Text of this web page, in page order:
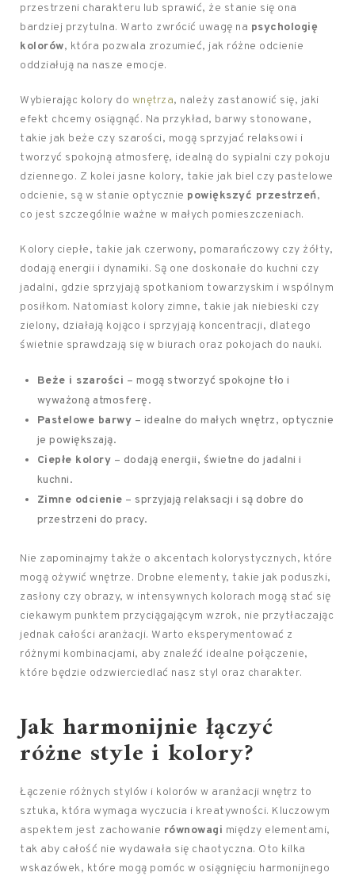
przestrzeni charakteru lub sprawić, że stanie się ona
bardziej przytulna. Warto zwrócić uwagę na psychologię
kolorów, która pozwala zrozumieć, jak różne odcienie
oddziałują na nasze emocje.
Wybierając kolory do wnętrza, należy zastanowić się, jaki
efekt chcemy osiągnąć. Na przykład, barwy stonowane,
takie jak beże czy szarości, mogą sprzyjać relaksowi i
tworzyć spokojną atmosferę, idealną do sypialni czy pokoju
dziennego. Z kolei jasne kolory, takie jak biel czy pastelowe
odcienie, są w stanie optycznie powiększyć przestrzeń,
co jest szczególnie ważne w małych pomieszczeniach.
Kolory ciepłe, takie jak czerwony, pomarańczowy czy żółty,
dodają energii i dynamiki. Są one doskonałe do kuchni czy
jadalni, gdzie sprzyjają spotkaniom towarzyskim i wspólnym
posiłkom. Natomiast kolory zimne, takie jak niebieski czy
zielony, działają kojąco i sprzyjają koncentracji, dlatego
świetnie sprawdzają się w biurach oraz pokojach do nauki.
Beże i szarości – mogą stworzyć spokojne tło i
wyważoną atmosferę.
Pastelowe barwy – idealne do małych wnętrz, optycznie
je powiększają.
Ciepłe kolory – dodają energii, świetne do jadalni i
kuchni.
Zimne odcienie – sprzyjają relaksacji i są dobre do
przestrzeni do pracy.
Nie zapominajmy także o akcentach kolorystycznych, które
mogą ożywić wnętrze. Drobne elementy, takie jak poduszki,
zasłony czy obrazy, w intensywnych kolorach mogą stać się
ciekawym punktem przyciągającym wzrok, nie przytłaczając
jednak całości aranżacji. Warto eksperymentować z
różnymi kombinacjami, aby znaleźć idealne połączenie,
które będzie odzwierciedlać nasz styl oraz charakter.
Jak harmonijnie łączyć
różne style i kolory?
Łączenie różnych stylów i kolorów w aranżacji wnętrz to
sztuka, która wymaga wyczucia i kreatywności. Kluczowym
aspektem jest zachowanie równowagi między elementami,
tak aby całość nie wydawała się chaotyczna. Oto kilka
wskazówek, które mogą pomóc w osiągnięciu harmonijnego